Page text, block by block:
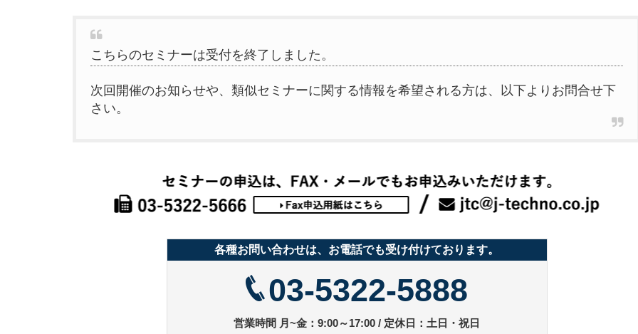
こちらのセミナーは受付を終了しました。
次回開催のお知らせや、類似セミナーに関する情報を希望される方は、以下よりお問合せ下
さい。
各種お問い合わせは、お電話でも受け付けております。
03-5322-5888
営業時間 月~金：9:00～17:00 / 定休日：土日・祝日